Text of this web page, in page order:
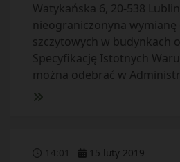
Watykańska 6, 20-538
nieograniczonyna wymianę
szczytowych w budynkach
Specyfikację Istotnych
można odebrać w
14 01 15 luty 2019